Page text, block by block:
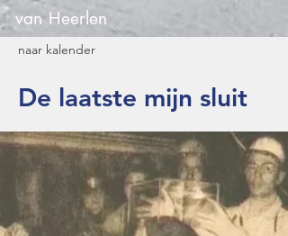
van Heerlen
naar kalender
De laatste mijn sluit